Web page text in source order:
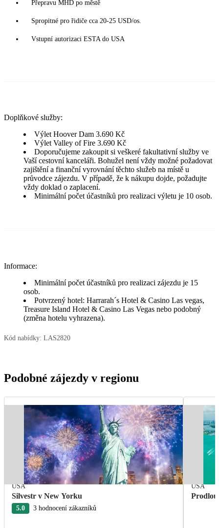
Přepravu MHD po městě
Spropitné pro řidiče cca 20-25 USD/os.
Vstupní autorizaci ESTA do USA
Doplňkové služby:
Výlet Hoover Dam 3.690 Kč
Výlet Valley of Fire 3.690 Kč
Doporučujeme zakoupit si veškeré fakultativní služby ve
Vaší cestovní kanceláři. Bohužel není vždy možné požadovat
zajištění a finanční vyrovnání těchto služeb na místě u
průvodce zájezdu. V případě, že k nákupu dojde, požadujte
vždy doklad o zaplacení.
Minimální počet účastníků pro realizaci výletu je 10 osob.
Informace:
Minimální počet účastníků pro realizaci zájezdu je 15
osob.
Potvrzený hotel: Harrarah´s Hotel & Casino Las vegas,
Treasure Island Hotel & Casino Las Vegas nebo podobný
(změna hotelu vyhrazena).
Kód nabídky: LAS2820
Podobné zájezdy v regionu
USA
Silvestr v New Yorku
5.0 3 hodnocení zákazníků
USA